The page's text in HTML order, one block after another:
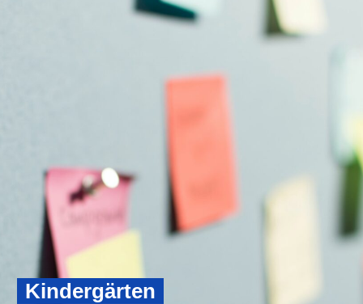
Kindergärten